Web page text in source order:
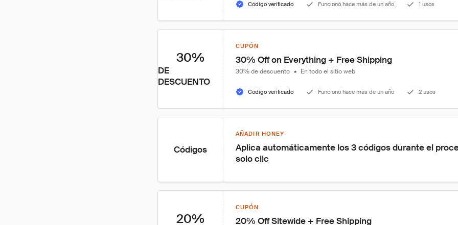
Código verificado Funcionó hace más de un año 1 usos
30%
DE
DESCUENTO
CUPÓN
30% Off on Everything + Free Shipping
30% de descuento • En todo el sitio web
Código verificado Funcionó hace más de un año 2 usos
Códigos
AÑADIR HONEY
Aplica automáticamente los 3 códigos durante el
solo clic
20%
CUPÓN
20% Off Sitewide + Free Shipping